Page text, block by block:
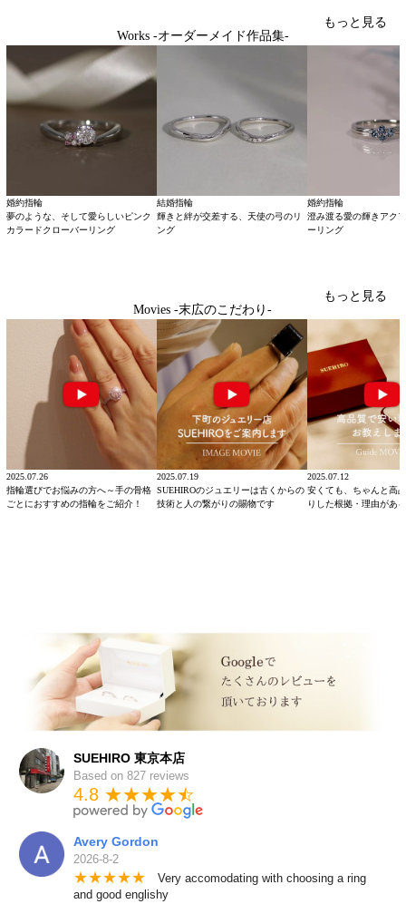
Works -オーダーメイド作品集-
もっと見る
婚約指輪
夢のような、そして愛らしいピンク
カラードクローバーリング
結婚指輪
輝きと絆が交差する、天使の弓のリ
ング
婚約指輪
澄み渡る愛の輝きアク
ーリング
Movies -末広のこだわり-
もっと見る
2025.07.26
指輪選びでお悩みの方へ～手の骨格
ごとにおすすめの指輪をご紹介！
2025.07.19
SUEHIROのジュエリーは古くからの
技術と人の繋がりの賜物です
2025.07.12
安くても、ちゃんと高
りした根拠・理由があ
SUEHIRO 東京本店
Based on 827 reviews
4.8 ★★★★★
☆
Avery Gordon
2026-8-2
★★★★★ Very accomodating with choosing a ring
and good englishy